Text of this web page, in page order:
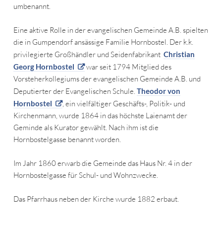
umbenannt.
Eine aktive Rolle in der evangelischen Gemeinde A.B. spielten
die in Gumpendorf ansässige Familie Hornbostel. Der k.k.
privilegierte Großhändler und Seidenfabrikant Christian
Georg Hornbostel
war seit 1794 Mitglied des
Vorsteherkollegiums der evangelischen Gemeinde A.B. und
Deputierter der Evangelischen Schule. Theodor von
Hornbostel
, ein vielfältiger Geschäfts-, Politik- und
Kirchenmann, wurde 1864 in das höchste Laienamt der
Geminde als Kurator gewählt. Nach ihm ist die
Hornbostelgasse benannt worden.
Im Jahr 1860 erwarb die Gemeinde das Haus Nr. 4 in der
Hornbostelgasse für Schul- und Wohnzwecke.
Das Pfarrhaus neben der Kirche wurde 1882 erbaut.